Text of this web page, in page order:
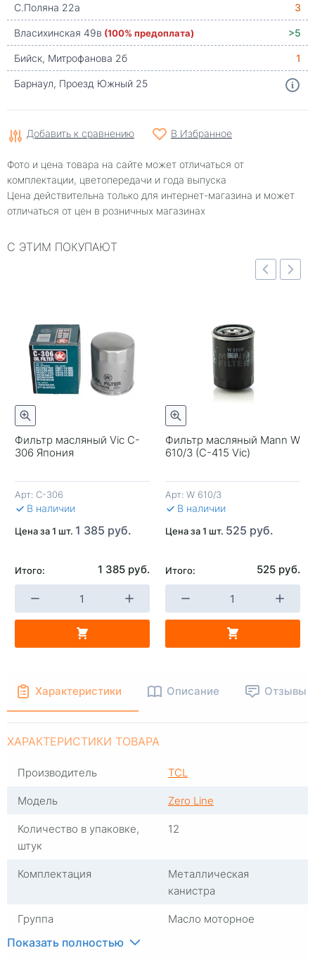
С.Поляна 22а
3
Власихинская 49в (100% предоплата)
>5
Бийск, Митрофанова 2б
1
Барнаул, Проезд Южный 25
Добавить к сравнению В Избранное
Фото и цена товара на сайте может отличаться от
комплектации, цветопередачи и года выпуска
Цена действительна только для интернет-магазина и может
отличаться от цен в розничных магазинах
С ЭТИМ ПОКУПАЮТ
Фильтр масляный Vic C-
306 Япония
Арт: C-306
В наличии
Цена за 1 шт. 1 385 руб.
Итого: 1 385 руб.
Фильтр масляный Mann W
610/3 (C-415 Vic)
Арт: W 610/3
В наличии
Цена за 1 шт. 525 руб.
Итого: 525 руб.
КОРЗИНУ В КОРЗИНУ
Быстрый просмотр
Характеристики Описание Отзывы
ХАРАКТЕРИСТИКИ ТОВАРА
Производитель
TCL
Модель
Zero Line
Количество в упаковке,
штук
12
Комплектация
Металлическая
канистра
Группа
Масло моторное
Тип масла
Показать полностью